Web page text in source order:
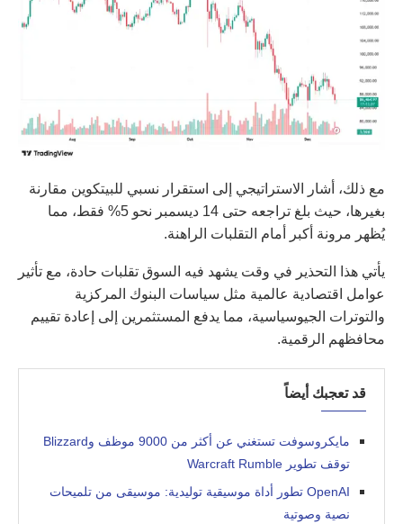
مع ذلك، أشار الاستراتيجي إلى استقرار نسبي للبيتكوين مقارنة
بغيرها، حيث بلغ تراجعه حتى 14 ديسمبر نحو 5% فقط، مما
يُظهر مرونة أكبر أمام التقلبات الراهنة.
يأتي هذا التحذير في وقت يشهد فيه السوق تقلبات حادة، مع تأثير
عوامل اقتصادية عالمية مثل سياسات البنوك المركزية
والتوترات الجيوسياسية، مما يدفع المستثمرين إلى إعادة تقييم
محافظهم الرقمية.
قد تعجبك أيضاً
مايكروسوفت تستغني عن أكثر من 9000 موظف وBlizzard
توقف تطوير Warcraft Rumble
OpenAI تطور أداة موسيقية توليدية: موسيقى من تلميحات
نصية وصوتية